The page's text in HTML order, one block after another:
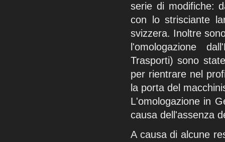
serie di modifiche:
con lo strisciante
svizzera. Inoltre
l'omologazione
Trasporti) sono
per rientrare nel
la porta del
L'omologazione in
causa dell'assenza
A causa di alcune